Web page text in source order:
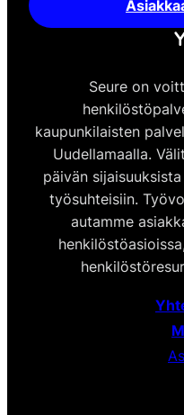
Seure on
kaupunkilaisten
Uudellamaalla.
päivän
työsuhteisiin.
autamme